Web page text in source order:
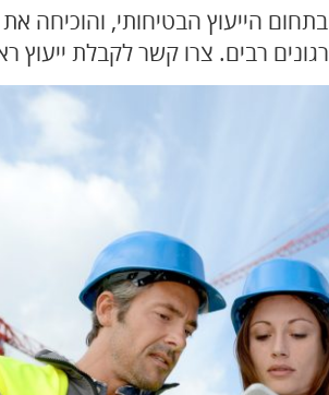
הייעוץ הבטיחותי, והוכיחה
רבים. צרו קשר לקבלת ייעוץ